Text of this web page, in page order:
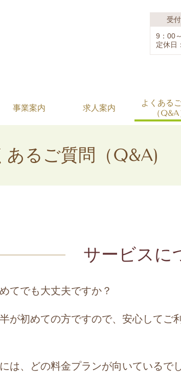
受
9：00
定休日
事業案内 求人案内
よくある
（Q&A
あるご質問（Q&A)
サービスに
てでも大丈夫ですか？
が初めての方ですので、安心してご
は、どの料金プランが向いているで